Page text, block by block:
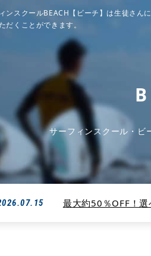
ンスクールBEACH【ビーチ】は生徒さ
だくことができます。
サーフィンスクール・ビ
最大約50％OFF！